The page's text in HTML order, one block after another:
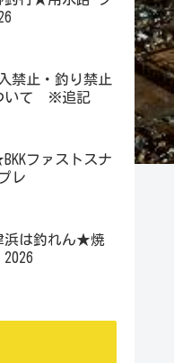
禁止・釣り禁止
いて ※追記
ファストスナ
レ
浜は釣れん★焼